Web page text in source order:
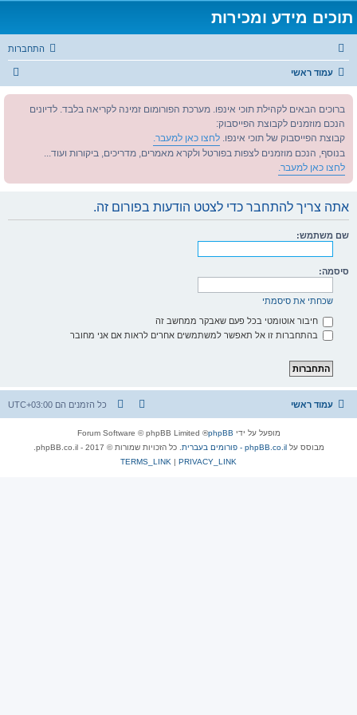
תוכים מידע ומכירות
התחברות
עמוד ראשי
ברוכים הבאים לקהילת תוכי אינפו. מערכת הפורומום זמינה לקריאה בלבד. לדיונים
הנכם מוזמנים לקבוצת הפייסבוק:
קבוצת הפייסבוק של תוכי אינפו. לחצו כאן למעבר.
בנוסף, הנכם מוזמנים לצפות בפורטל ולקרא מאמרים, מדריכים, ביקורות ועוד...
לחצו כאן למעבר.
אתה צריך להתחבר כדי לצטט הודעות בפורום זה.
שם משתמש:
סיסמה:
שכחתי את סיסמתי
חיבור אוטומטי בכל פעם שאבקר ממחשב זה
בהתחברות זו אל תאפשר למשתמשים אחרים לראות אם אני מחובר
עמוד ראשי כל הזמנים הם UTC+03:00
מופעל על ידי phpBB
® Forum Software © phpBB Limited
מבוסס עלphpBB.co.il - פורומים בעברית
. כל הזכויות שמורות © 2017 - phpBB.co.il.
PRIVACY_LINK
|
TERMS_LINK